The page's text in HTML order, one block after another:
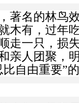
著名的林鸟
木有，过年
走一只，损
亲人团聚，
自由重要”